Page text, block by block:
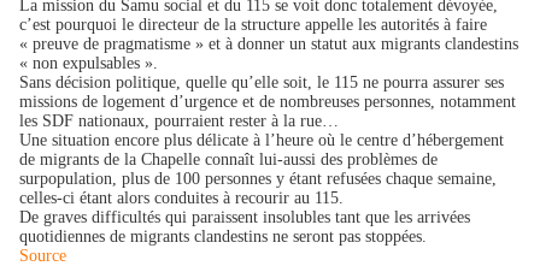
La mission du Samu social et du 115 se voit donc totalement dévoyée,
c’est pourquoi le directeur de la structure appelle les autorités à faire
« preuve de pragmatisme » et à donner un statut aux migrants clandestins
« non expulsables ».
Sans décision politique, quelle qu’elle soit, le 115 ne pourra assurer ses
missions de logement d’urgence et de nombreuses personnes, notamment
les SDF nationaux, pourraient rester à la rue…
Une situation encore plus délicate à l’heure où le centre d’hébergement
de migrants de la Chapelle connaît lui-aussi des problèmes de
surpopulation, plus de 100 personnes y étant refusées chaque semaine,
celles-ci étant alors conduites à recourir au 115.
De graves difficultés qui paraissent insolubles tant que les arrivées
quotidiennes de migrants clandestins ne seront pas stoppées.
Source